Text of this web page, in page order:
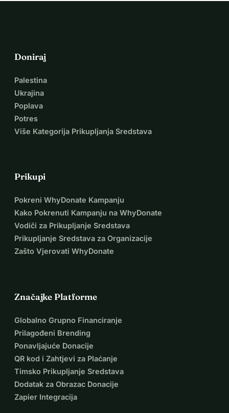
Doniraj
Palestina
Ukrajina
Poplava
Potres
Više Kategorija Prikupljanja Sredstava
Prikupi
Pokreni WhyDonate Kampanju
Kako Pokrenuti Kampanju na WhyDonate
Vodiči za Prikupljanje Sredstava
Prikupljanje Sredstava za Organizacije
Zašto Vjerovati WhyDonate
Značajke Platforme
Globalno Grupno Financiranje
Prilagođeni Brending
Ponavljajuće Donacije
QR kod i Zahtjevi za Plaćanje
Timsko Prikupljanje Sredstava
Dodatak za Obrazac Donacije
Zapier Integracija